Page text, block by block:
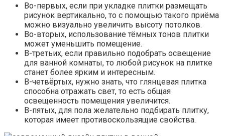
Во-первых, если при укладке плитки размещать
рисунок вертикально, то с помощью такого приёма
можно визуально увеличить высоту потолков.
Во-вторых, использование тёмных тонов плитки
может уменьшить помещение.
В-третьих, если правильно подобрать освещение
для ванной комнаты, то любой рисунок на плитке
станет более ярким и интересным.
В-четвёртых, нужно знать, что глянцевая плитка
способна отражать свет, то есть общая
освещенность помещения увеличится.
В-пятых, для пола желательно подбирать плитку,
которая имеет противоскользящие свойства.